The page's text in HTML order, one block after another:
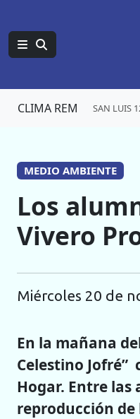
CLIMA REM SAN LUIS
MEDIO AMBIENTE
Los
Vivero
miércoles 20 de
En la mañana
Celestino Jofré”
Hogar. Entre
reproducción de